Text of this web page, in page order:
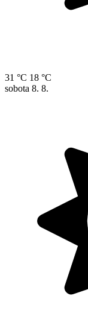
31 °C 18 °C
sobota 8. 8.